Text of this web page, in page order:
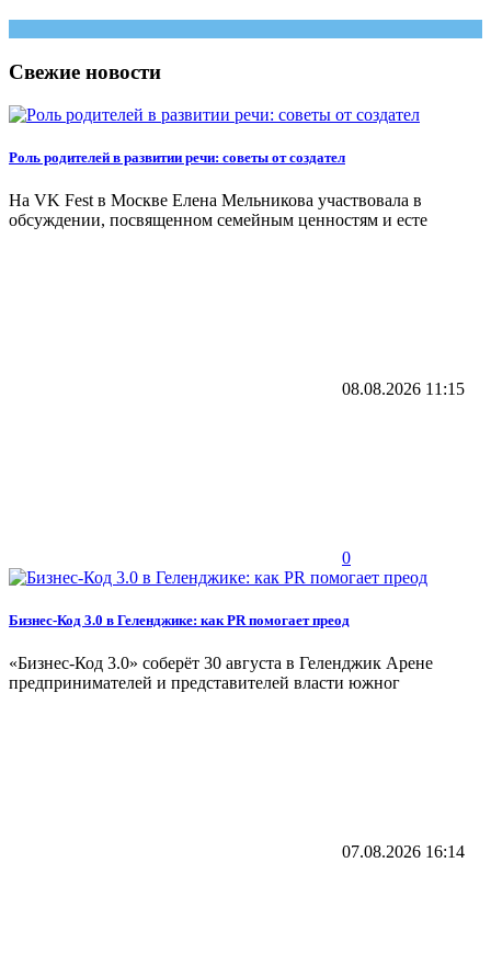
Свежие новости
Роль родителей в развитии речи: советы от создател
На VK Fest в Москве Елена Мельникова участвовала в
обсуждении, посвященном семейным ценностям и есте
08.08.2026 11:15
0
Бизнес-Код 3.0 в Геленджике: как PR помогает преод
«Бизнес‑Код 3.0» соберёт 30 августа в Геленджик Арене
предпринимателей и представителей власти южног
07.08.2026 16:14